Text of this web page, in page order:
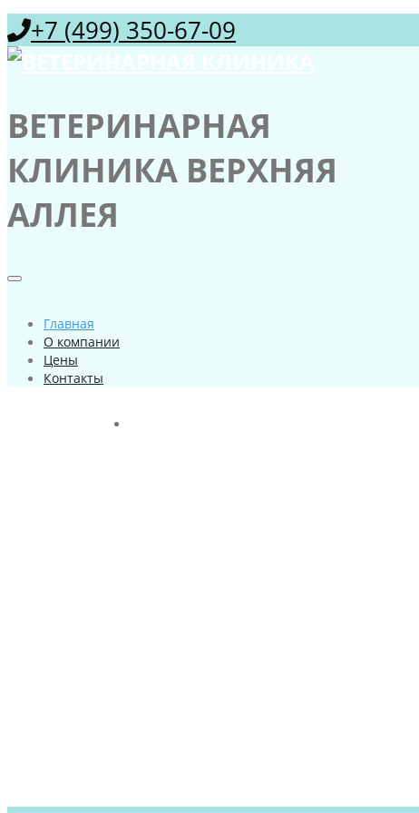
+7 (499) 350-67-09
ВЕТЕРИНАРНАЯ
КЛИНИКА ВЕРХНЯЯ
АЛЛЕЯ
Главная
О компании
Цены
Контакты